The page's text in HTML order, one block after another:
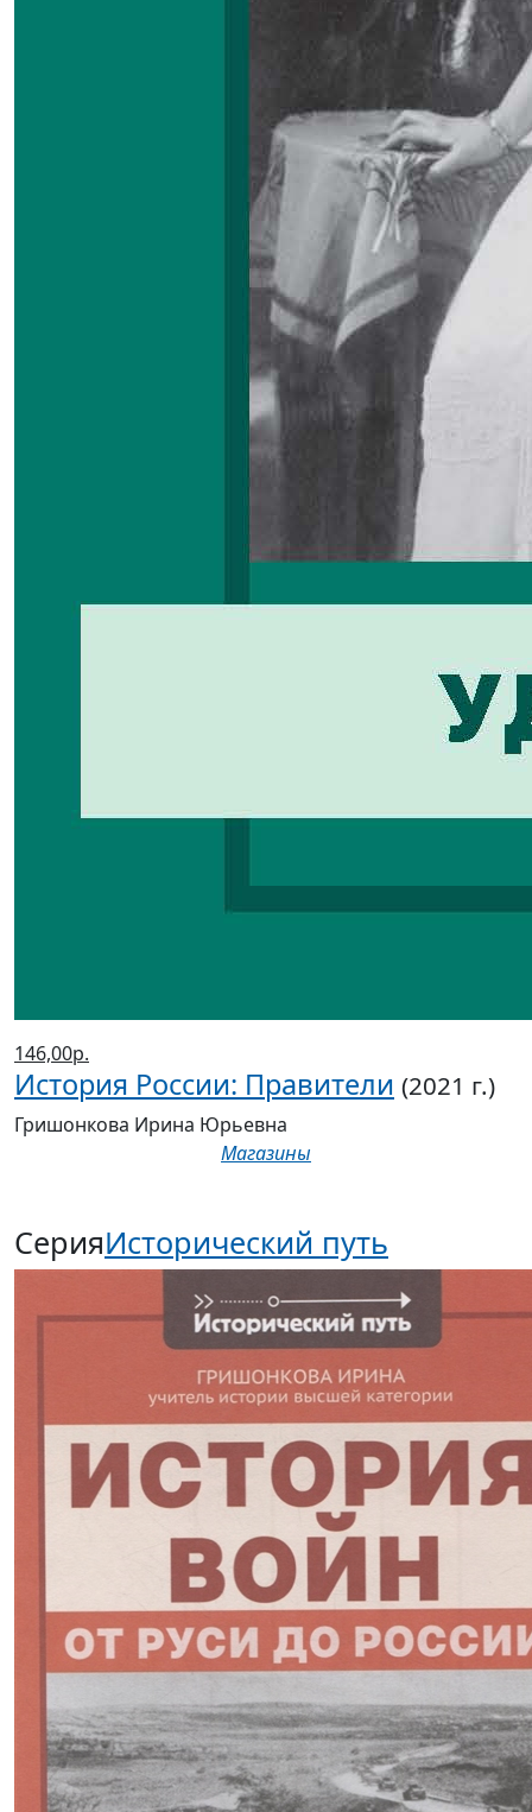
146,00р.
История России: Правители (2021 г.)
Гришонкова Ирина Юрьевна
Магазины
СерияИсторический путь